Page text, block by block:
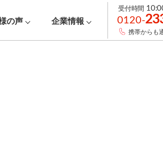
の声 企業情報
受付時間
0120-
携帯からも